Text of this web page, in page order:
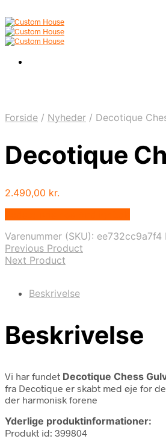
Forside / Nyheder / Decotique
Decotique
2.490,00 kr.
Varenummer (SKU): ee732cc9a7f4
Previous Product
Next Product
Beskrivelse
Beskrivelse
Vi har fundet Decotique Chess
fra Decotique er skabt med øje for
der harmonisk forene
Yderlige produktinformationer:
Produkt id: 399804